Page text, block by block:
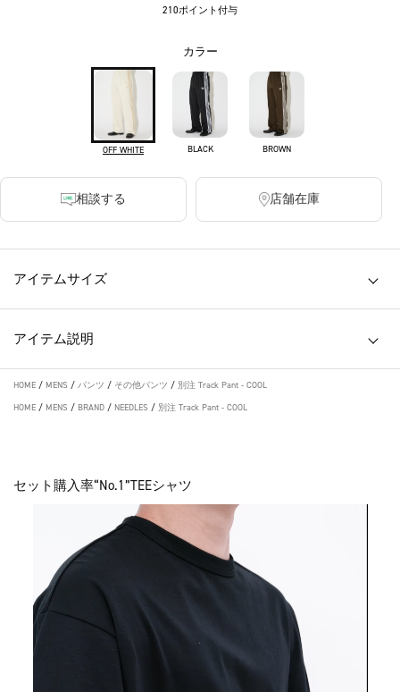
210ポイント付与
カラー
OFF WHITE BLACK BROWN
相談する 店舗在庫
アイテムサイズ
アイテム説明
HOME / MENS / パンツ / その他パンツ / 別注 Track Pant - COOL
HOME / MENS / BRAND / NEEDLES / 別注 Track Pant - COOL
セット購入率“No.1”TEEシャツ